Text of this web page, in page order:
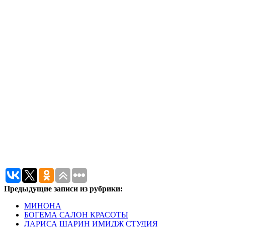
Предыдущие записи из рубрики:
МИНОНА
БОГЕМА САЛОН КРАСОТЫ
ЛАРИСА ШАРИН ИМИДЖ СТУДИЯ